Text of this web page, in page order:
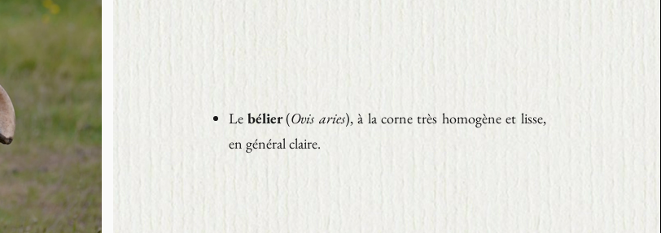
Lebélier(Ovis aries), à la corne très homogène et lisse,
en général claire.